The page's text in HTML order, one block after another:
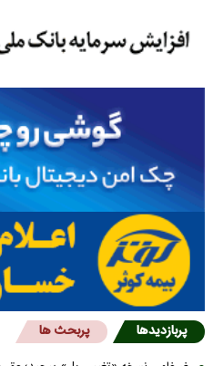
پربازدیدها پربحث ها